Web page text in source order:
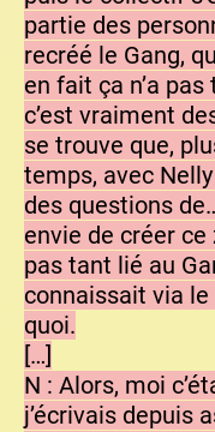
partie des
recréé le Gang,
en fait ça n’a
c’est vraiment
se trouve que,
temps, avec
des questions
envie de créer ce
pas tant lié au
connaissait via
quoi.
[…]
N : Alors, moi
j’écrivais depuis